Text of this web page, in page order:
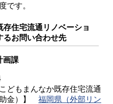
です。
住宅流通リノベーショ
るお問い合わせ先
画課
どもまんなか既存住宅流通
助金）】 福岡県（外部リン